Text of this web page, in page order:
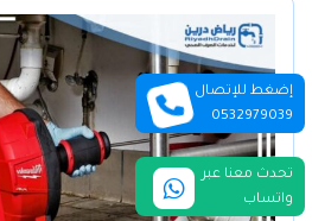
إضغط للإتصال
0532979039
تحدث معنا عبر
واتساب